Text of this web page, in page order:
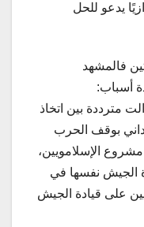
يدعو للحل
فالمشهد
أسباب:
مترددة بين اتخاذ
بوقف الحرب
مشروع الإسلامويين،
الجيش نفسها في
على قيادة الجيش